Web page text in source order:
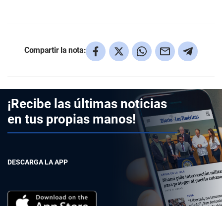
Compartir la nota:
¡Recibe las últimas noticias
en tus propias manos!
DESCARGA LA APP